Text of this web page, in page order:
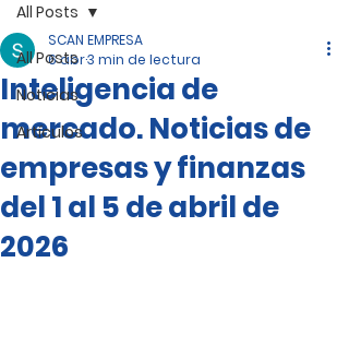
All Posts
Noticias
Artículos
All Posts
Inteligencia de
mercado. Noticias de
empresas y finanzas
del 1 al 5 de abril de
2026
SCAN EMPRESA
6 abr3 min de lectura